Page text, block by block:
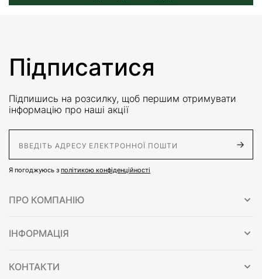
Підписатися
Підпишись на розсилку, щоб першим отримувати
інформацію про наші акції
Я погоджуюсь з політикою конфіденційності
ПРО КОМПАНІЮ
ІНФОРМАЦІЯ
КОНТАКТИ